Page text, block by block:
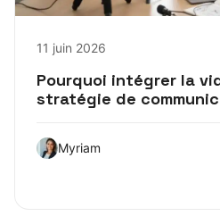
11 juin 2026
Pourquoi intégrer la
stratégie de
Myriam